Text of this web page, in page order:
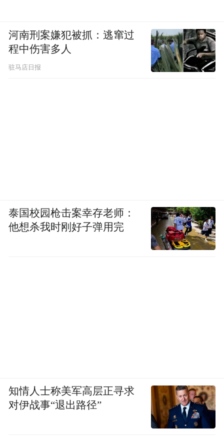
河南刑案嫌犯被抓：逃窜过
程中伤害多人
驻马店日报
泰国校园枪击案幸存老师：
他想杀我时刚好子弹用完
知情人士称美军高层正寻求
对伊战事“退出路径”